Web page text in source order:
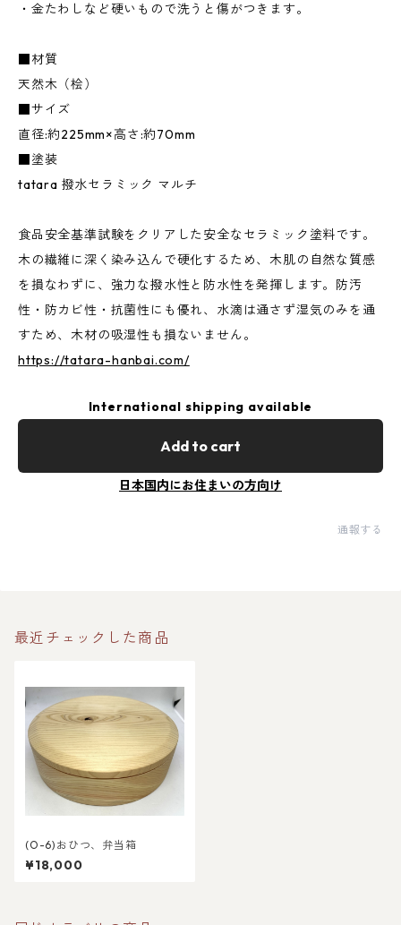
・金たわしなど硬いもので洗うと傷がつきます。
■材質
天然木（桧）
■サイズ
直径:約225mm×高さ:約70mm
■塗装
tatara 撥水セラミック マルチ
食品安全基準試験をクリアした安全なセラミック塗料です。
木の繊維に深く染み込んで硬化するため、木肌の自然な質感
を損なわずに、強力な撥水性と防水性を発揮します。防汚
性・防カビ性・抗菌性にも優れ、水滴は通さず湿気のみを通
すため、木材の吸湿性も損ないません。
https://tatara-hanbai.com/
International shipping available
Add to cart
日本国内にお住まいの方向け
通報する
最近チェックした商品
(O-6)おひつ、弁当箱
¥18,000